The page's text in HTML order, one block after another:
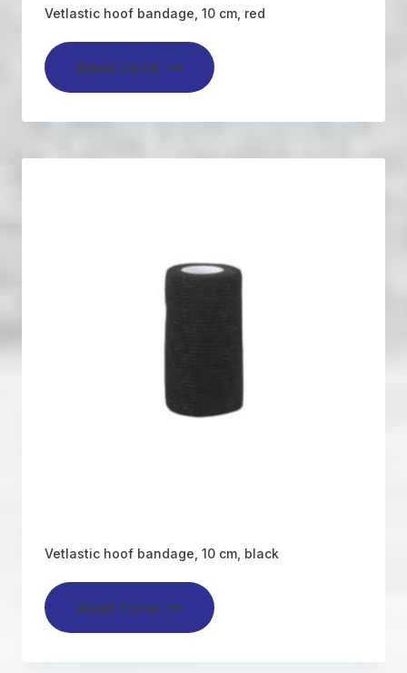
Vetlastic hoof bandage, 10 cm, red
Read more
Vetlastic hoof bandage, 10 cm, black
Read more